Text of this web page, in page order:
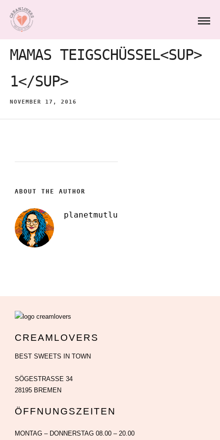
MAMAS TEIGSCHÜSSEL<SUP>
1</SUP>
NOVEMBER 17, 2016
ABOUT THE AUTHOR
planetmutlu
CREAMLOVERS
BEST SWEETS IN TOWN
SÖGESTRASSE 34
28195 BREMEN
ÖFFNUNGSZEITEN
MONTAG – DONNERSTAG 08.00 – 20.00